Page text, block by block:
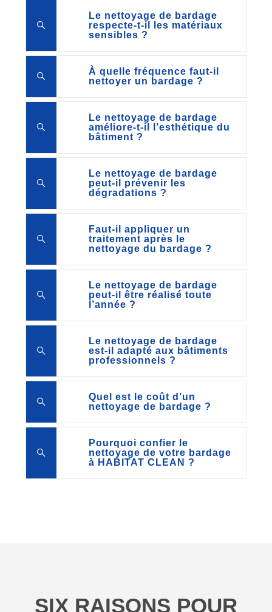
Le nettoyage de bardage
respecte-t-il les matériaux
sensibles ?
À quelle fréquence faut-il
nettoyer un bardage ?
Le nettoyage de bardage
améliore-t-il l’esthétique du
bâtiment ?
Le nettoyage de bardage
peut-il prévenir les
dégradations ?
Faut-il appliquer un
traitement après le
nettoyage du bardage ?
Le nettoyage de bardage
peut-il être réalisé toute
l’année ?
Le nettoyage de bardage
est-il adapté aux bâtiments
professionnels ?
Quel est le coût d’un
nettoyage de bardage ?
Pourquoi confier le
nettoyage de votre bardage
à HABITAT CLEAN ?
SIX RAISONS POUR